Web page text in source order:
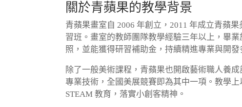
關於青蘋果的教學背景
青蘋果畫室自 2006 年創立，2011 年成立青蘋
習班。畫室的教師團隊教學經驗三年以上，畢
照，並能獲得研習補助金，持續精進專業與開發
除了一般美術課程，青蘋果也開啟藝術職人養
專業技術，全國美展競賽即為其中一項。教學
STEAM 教育，落實小創客精神。